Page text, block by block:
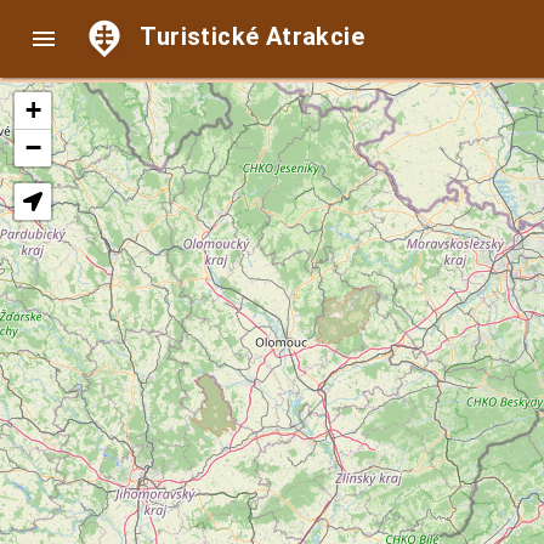
 Turistické Atrakcie
+
−